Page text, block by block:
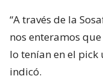
“A través de la
nos enteramos
lo tenían en el pick
indicó.